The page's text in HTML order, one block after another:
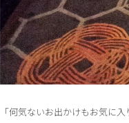
「何気ないお出かけもお気に